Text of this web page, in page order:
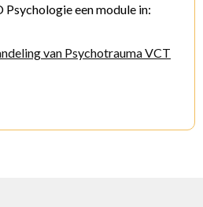
een module in:
van Psychotrauma VCT